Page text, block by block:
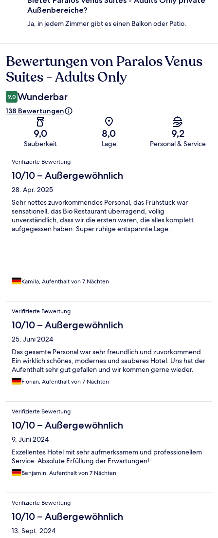
Außenbereiche?
Ja, in jedem Zimmer gibt es einen Balkon oder Patio.
Bewertungen
Bewertungen von Paralos Venus
Suites - Adults Only
9,0 Wunderbar
138 Bewertungen
9,0
Sauberkeit
8,0
Lage
9,2
Personal & Service
Bewertungen
Verifizierte Bewertung
10/10 – Außergewöhnlich
28. Apr. 2025
Sehr nettes zuvorkommendes Personal, das Frühstück war
sensationell, das Bio Restaurant überragend, völlig
unverständlich, dass wir die ersten waren, die alles komplett
aufgegessen haben. Super ruhige entspannte Lage.
Kamila, Aufenthalt von 7 Nächten
Verifizierte Bewertung
10/10 – Außergewöhnlich
25. Juni 2024
Das gesamte Personal war sehr freundlich und zuvorkommend.
Ein wirklich schönes, modernes und sauberes Hotel. Uns hat der
Aufenthalt sehr gut gefallen und wir kommen gerne wieder.
Florian, Aufenthalt von 7 Nächten
Verifizierte Bewertung
10/10 – Außergewöhnlich
9. Juni 2024
Exzellentes Hotel mit sehr aufmerksamem und professionellem
Service. Absolute Erfüllung der Erwartungen!
Benjamin, Aufenthalt von 7 Nächten
Verifizierte Bewertung
10/10 – Außergewöhnlich
13. Sept. 2024